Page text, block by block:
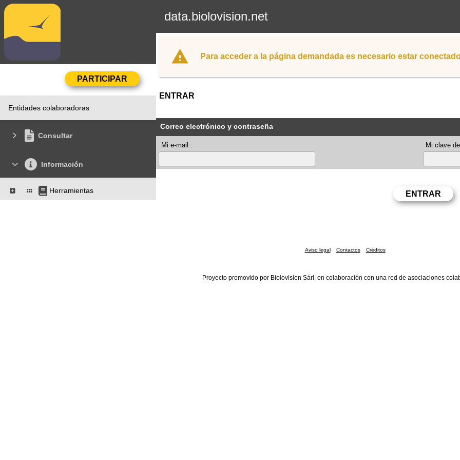
data.biolovision.net
Entidades colaboradoras
Consultar
Información
Herramientas
Para acceder a la página demandada es necesario estar
ENTRAR
Correo electrónico y contraseña
Mi e-mail : Mi clave
Aviso legal Contactos Créditos
Proyecto promovido por Biolovision Sàrl, en colaboración con una red de asociaciones